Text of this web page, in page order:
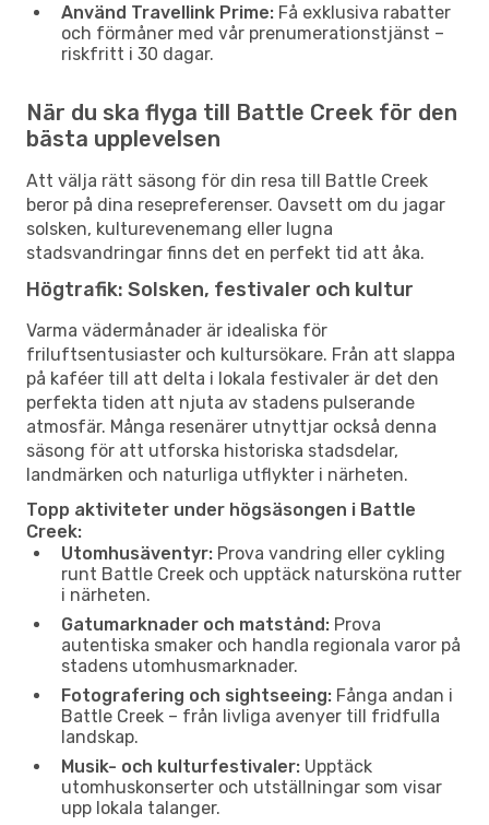
Använd Travellink Prime: Få exklusiva rabatter
och förmåner med vår prenumerationstjänst –
riskfritt i 30 dagar.
När du ska flyga till Battle Creek för den
bästa upplevelsen
Att välja rätt säsong för din resa till Battle Creek
beror på dina resepreferenser. Oavsett om du jagar
solsken, kulturevenemang eller lugna
stadsvandringar finns det en perfekt tid att åka.
Högtrafik: Solsken, festivaler och kultur
Varma vädermånader är idealiska för
friluftsentusiaster och kultursökare. Från att slappa
på kaféer till att delta i lokala festivaler är det den
perfekta tiden att njuta av stadens pulserande
atmosfär. Många resenärer utnyttjar också denna
säsong för att utforska historiska stadsdelar,
landmärken och naturliga utflykter i närheten.
Topp aktiviteter under högsäsongen i Battle
Creek:
Utomhusäventyr: Prova vandring eller cykling
runt Battle Creek och upptäck natursköna rutter
i närheten.
Gatumarknader och matstånd: Prova
autentiska smaker och handla regionala varor på
stadens utomhusmarknader.
Fotografering och sightseeing: Fånga andan i
Battle Creek – från livliga avenyer till fridfulla
landskap.
Musik- och kulturfestivaler: Upptäck
utomhuskonserter och utställningar som visar
upp lokala talanger.